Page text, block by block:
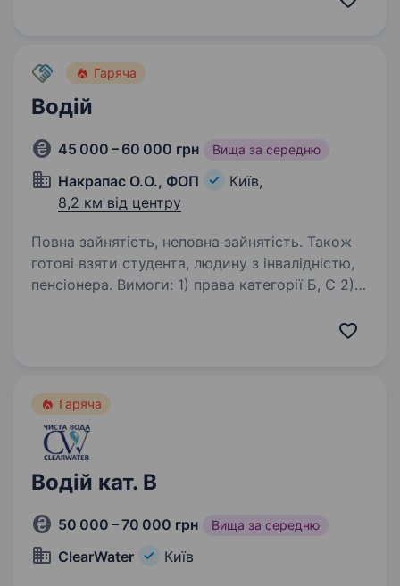
чистий…
Гаряча
Водій
45 000 – 60 000 грн Вища за середню
Накрапас О.О., ФОП
Київ,
8,2 км від центру
Повна зайнятість, неповна зайнятість. Також
готові взяти студента, людину з інвалідністю,
пенсіонера. Вимоги: 1) права категорії Б, С 2)
водіем на автомобілі компанії або на власному
розвозити…
Гаряча
Водій кат. В
50 000 – 70 000 грн Вища за середню
ClearWater Київ